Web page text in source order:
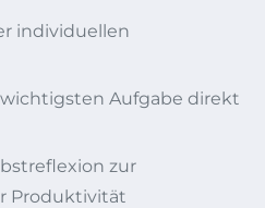
individuellen
Aufgabe direkt
zur
Produktivität